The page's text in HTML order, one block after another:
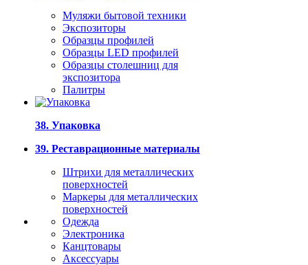
Муляжи бытовой техники
Экспозиторы
Образцы профилей
Образцы LED профилей
Образцы столешниц для
экспозитора
Палитры
38. Упаковка
39. Реставрационные материалы
Штрихи для металлических
поверхностей
Маркеры для металлических
поверхностей
Одежда
Электроника
Канцтовары
Аксессуары